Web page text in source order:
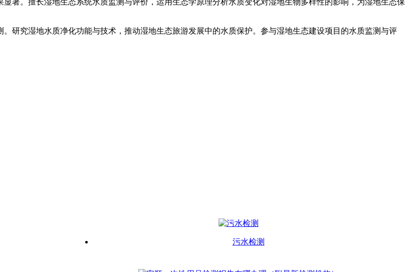
著。擅长湿地生态系统水质监测与评价，运用生态学原理分析水质变化对湿地生物多样性的影响，为湿地生态保
研究湿地水质净化功能与技术，推动湿地生态旅游发展中的水质保护。参与湿地生态建设项目的水质监测与评
污水检测